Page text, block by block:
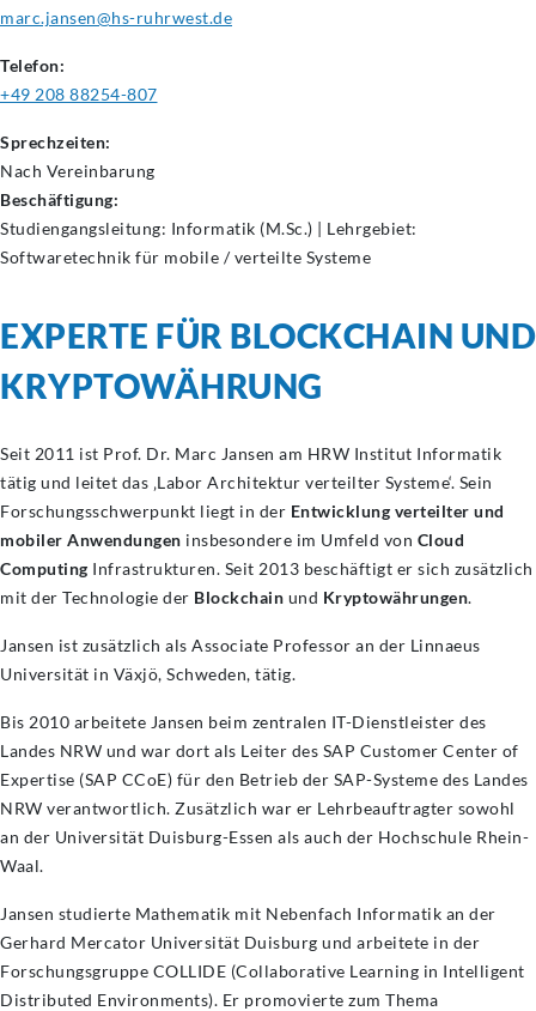
marc.jansen@hs-ruhrwest.de
Telefon:
+49 208 88254-807
Sprechzeiten:
Nach Vereinbarung
Beschäftigung:
Studiengangsleitung: Informatik (M.Sc.) | Lehrgebiet:
Softwaretechnik für mobile / verteilte Systeme
EXPERTE FÜR BLOCKCHAIN UND
KRYPTOWÄHRUNG
Seit 2011 ist Prof. Dr. Marc Jansen am HRW Institut Informatik
tätig und leitet das ‚Labor Architektur verteilter Systeme‘. Sein
Forschungsschwerpunkt liegt in der Entwicklung verteilter und
mobiler Anwendungen insbesondere im Umfeld von Cloud
Computing Infrastrukturen. Seit 2013 beschäftigt er sich zusätzlich
mit der Technologie der Blockchain und Kryptowährungen.
Jansen ist zusätzlich als Associate Professor an der Linnaeus
Universität in Växjö, Schweden, tätig.
Bis 2010 arbeitete Jansen beim zentralen IT-Dienstleister des
Landes NRW und war dort als Leiter des SAP Customer Center of
Expertise (SAP CCoE) für den Betrieb der SAP-Systeme des Landes
NRW verantwortlich. Zusätzlich war er Lehrbeauftragter sowohl
an der Universität Duisburg-Essen als auch der Hochschule Rhein-
Waal.
Jansen studierte Mathematik mit Nebenfach Informatik an der
Gerhard Mercator Universität Duisburg und arbeitete in der
Forschungsgruppe COLLIDE (Collaborative Learning in Intelligent
Distributed Environments). Er promovierte zum Thema